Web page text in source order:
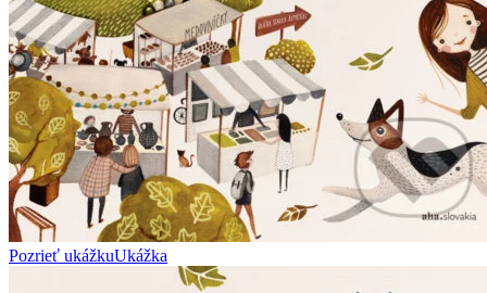
Pozrieť ukážkuUkážka